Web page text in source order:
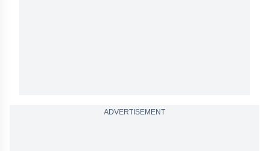
ADVERTISEMENT